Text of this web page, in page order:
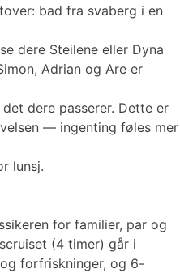
bad fra svaberg i en
dere Steilene eller Dyna
Adrian og Are er
dere passerer. Dette er
— ingenting føles mer
lunsj.
for familier, par og
(4 timer) går i
forfriskninger, og 6-